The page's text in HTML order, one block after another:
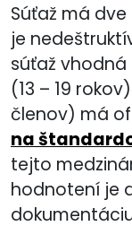
Súťaž má
je
súťaž
(13 – 19
členov) má
na
tejto
hodnotení je